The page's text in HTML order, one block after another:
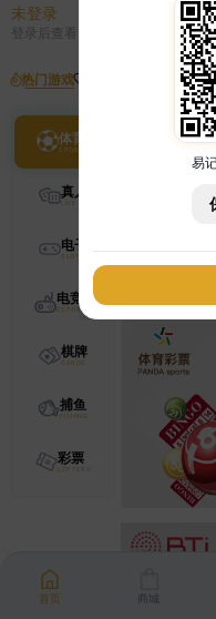
未登录
登录后查看
热门游戏
体育
真人
电子
电竞
棋牌
捕鱼
彩票
首页 商城
易